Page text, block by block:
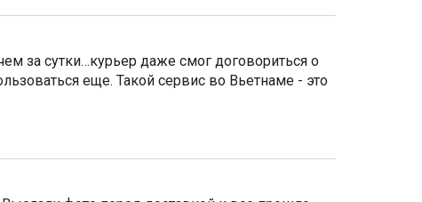
за сутки…курьер даже смог договориться о
еще. Такой сервис во Вьетнаме - это